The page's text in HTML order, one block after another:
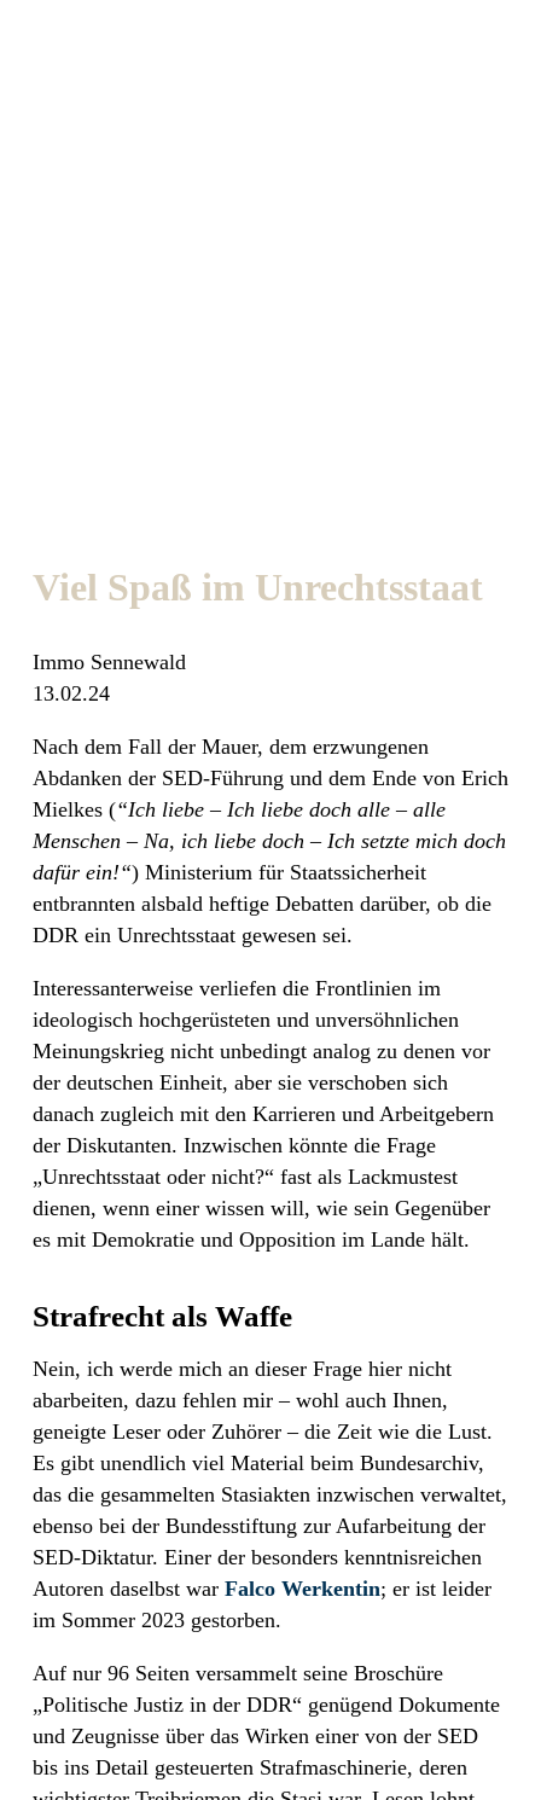
Viel Spaß im Unrechtsstaat
Immo Sennewald
13.02.24
Nach dem Fall der Mauer, dem erzwungenen
Abdanken der SED-Führung und dem Ende von Erich
Mielkes (“Ich liebe – Ich liebe doch alle – alle
Menschen – Na, ich liebe doch – Ich setzte mich doch
dafür ein!“) Ministerium für Staatssicherheit
entbrannten alsbald heftige Debatten darüber, ob die
DDR ein Unrechtsstaat gewesen sei.
Interessanterweise verliefen die Frontlinien im
ideologisch hochgerüsteten und unversöhnlichen
Meinungskrieg nicht unbedingt analog zu denen vor
der deutschen Einheit, aber sie verschoben sich
danach zugleich mit den Karrieren und Arbeitgebern
der Diskutanten. Inzwischen könnte die Frage
„Unrechtsstaat oder nicht?“ fast als Lackmustest
dienen, wenn einer wissen will, wie sein Gegenüber
es mit Demokratie und Opposition im Lande hält.
Strafrecht als Waffe
Nein, ich werde mich an dieser Frage hier nicht
abarbeiten, dazu fehlen mir – wohl auch Ihnen,
geneigte Leser oder Zuhörer – die Zeit wie die Lust.
Es gibt unendlich viel Material beim Bundesarchiv,
das die gesammelten Stasiakten inzwischen verwaltet,
ebenso bei der Bundesstiftung zur Aufarbeitung der
SED-Diktatur. Einer der besonders kenntnisreichen
Autoren daselbst war Falco Werkentin; er ist leider
im Sommer 2023 gestorben.
Auf nur 96 Seiten versammelt seine Broschüre
„Politische Justiz in der DDR“ genügend Dokumente
und Zeugnisse über das Wirken einer von der SED
bis ins Detail gesteuerten Strafmaschinerie, deren